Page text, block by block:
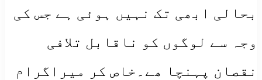
بحالی ابھی تک نہیں ہوئی ہے جس کی
وجہ سے لوگوں کو ناقابل تلافی
نقصان پہنچا ھے۔خاص کر میراگرام